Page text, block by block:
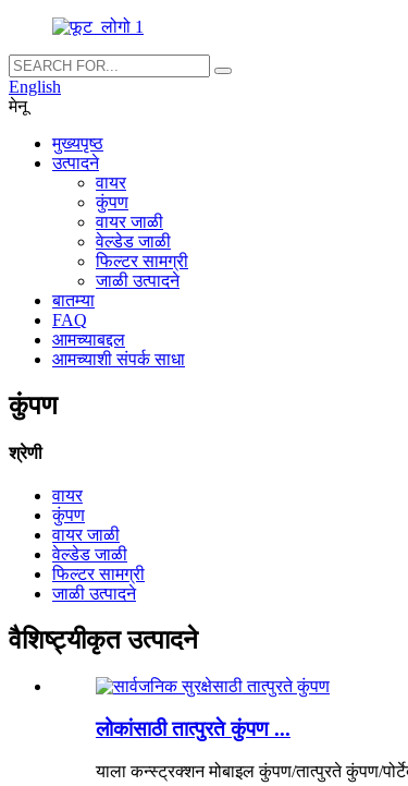
English
मेनू
मुख्यपृष्ठ
उत्पादने
वायर
कुंपण
वायर जाळी
वेल्डेड जाळी
फिल्टर सामग्री
जाळी उत्पादने
बातम्या
FAQ
आमच्याबद्दल
आमच्याशी संपर्क साधा
कुंपण
श्रेणी
वायर
कुंपण
वायर जाळी
वेल्डेड जाळी
फिल्टर सामग्री
जाळी उत्पादने
वैशिष्ट्यीकृत उत्पादने
लोकांसाठी तात्पुरते कुंपण ...
याला कन्स्ट्रक्शन मोबाइल कुंपण/तात्पुरते कुंपण/